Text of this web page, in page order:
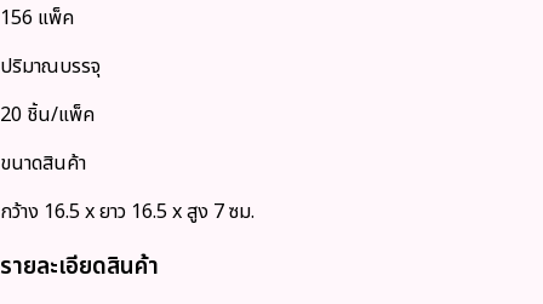
156 แพ็ค
ปริมาณบรรจุ
20 ชิ้น/แพ็ค
ขนาดสินค้า
กว้าง 16.5 x ยาว 16.5 x สูง 7 ซม.
รายละเอียดสินค้า